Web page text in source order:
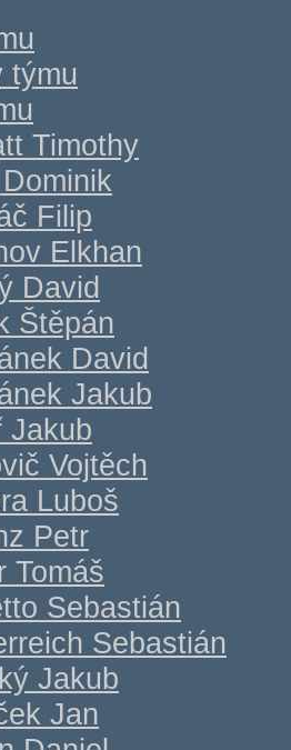
týmu
Timothy
Filip
Elkhan
David
Štěpán
David
Jakub
Jakub
Vojtěch
Luboš
Petr
Tomáš
Sebastián
Sebastián
Jakub
Jan